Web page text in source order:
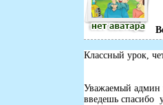
Классный урок,
Уважаемый админ
введешь спасибо